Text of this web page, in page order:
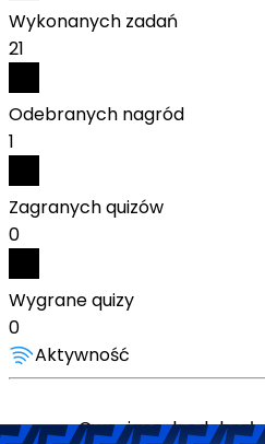
Wykonanych zadań
21
Odebranych nagród
1
Zagranych quizów
0
Wygrane quizy
0
Aktywność
Cwaniaczekodebrał